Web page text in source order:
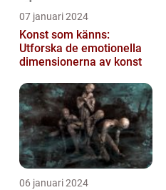
07 januari 2024
Konst som känns:
Utforska de emotionella
dimensionerna av konst
06 januari 2024